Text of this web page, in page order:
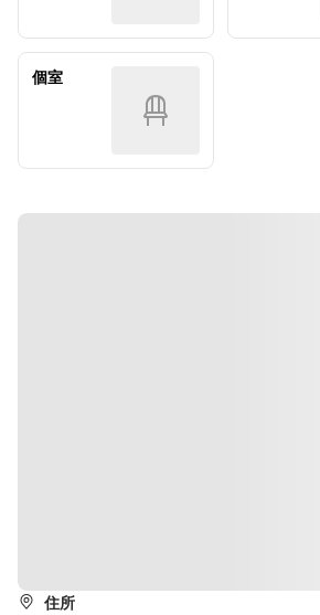
羊　つくも
４号　米味
噌
チオ
め　赤ワイ
グリビッシ
ュソースと
ズショコラ
ン
個室
住所